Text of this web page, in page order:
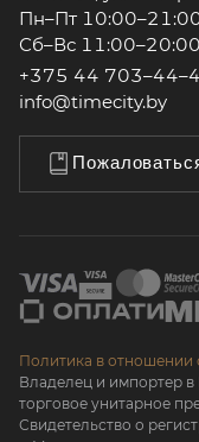
Пн–Пт
Сб–Вс 11:00–20:00
+375 44
info@timecity.by
Политика в отношении
Владелец и импортер
торговое унитарное
Свидетельство о